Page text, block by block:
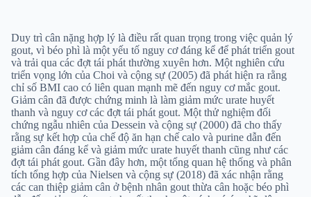
Duy trì cân nặng hợp lý là điều rất quan trọng trong việc quản lý
gout, vì béo phì là một yếu tố nguy cơ đáng kể để phát triển gout
và trải qua các đợt tái phát thường xuyên hơn. Một nghiên cứu
triển vọng lớn của Choi và cộng sự (2005) đã phát hiện ra rằng
chỉ số BMI cao có liên quan mạnh mẽ đến nguy cơ mắc gout.
Giảm cân đã được chứng minh là làm giảm mức urate huyết
thanh và nguy cơ các đợt tái phát gout. Một thử nghiệm đối
chứng ngẫu nhiên của Dessein và cộng sự (2000) đã cho thấy
rằng sự kết hợp của chế độ ăn hạn chế calo và purine dẫn đến
giảm cân đáng kể và giảm mức urate huyết thanh cũng như các
đợt tái phát gout. Gần đây hơn, một tổng quan hệ thống và phân
tích tổng hợp của Nielsen và cộng sự (2018) đã xác nhận rằng
các can thiệp giảm cân ở bệnh nhân gout thừa cân hoặc béo phì